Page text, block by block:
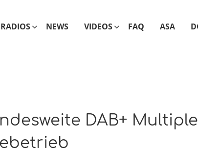
RADIOS NEWS VIDEOS FAQ ASA
DAB+